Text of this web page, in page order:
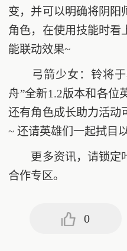
变，并可以明确将阴阳
角色，在使用技能时看
能联动效果~
弓箭少女：铃将于8
舟”全新1.2版本和各位
还有角色成长助力活动
~ 还请英雄们一起拭目
更多资讯，请锁定
合作专区。
0